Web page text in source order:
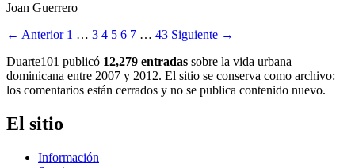
Joan Guerrero
← Anterior 1 … 3 4 5 6 7 … 43 Siguiente →
Duarte101 publicó 12,279 entradas sobre la vida urbana
dominicana entre 2007 y 2012. El sitio se conserva como archivo:
los comentarios están cerrados y no se publica contenido nuevo.
El sitio
Información